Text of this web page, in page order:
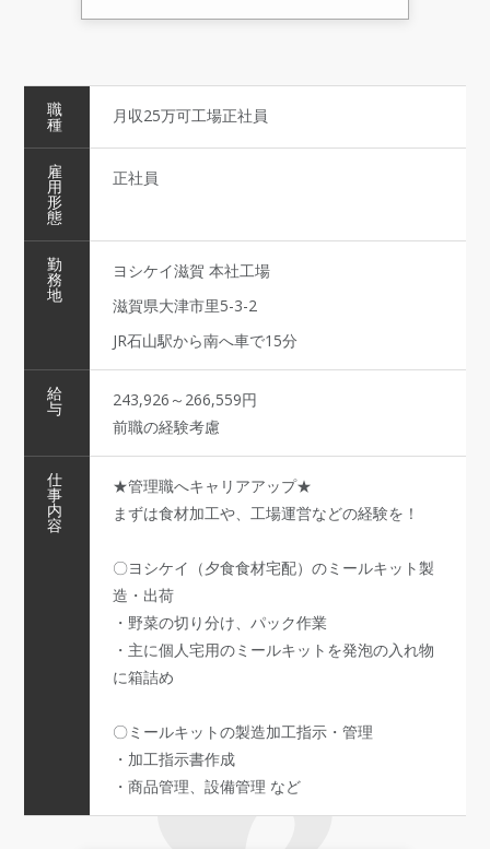
職
種 月収25万可工場正社員
雇
用
形
態
正社員
勤
務
地
ヨシケイ滋賀 本社工場
滋賀県大津市里5-3-2
JR石山駅から南へ車で15分
給
与
243,926～266,559円
前職の経験考慮
仕
事
内
容
★管理職へキャリアアップ★
まずは食材加工や、工場運営などの経験を！
〇ヨシケイ（夕食食材宅配）のミールキット製
造・出荷
・野菜の切り分け、パック作業
・主に個人宅用のミールキットを発泡の入れ物
に箱詰め
〇ミールキットの製造加工指示・管理
・加工指示書作成
・商品管理、設備管理 など